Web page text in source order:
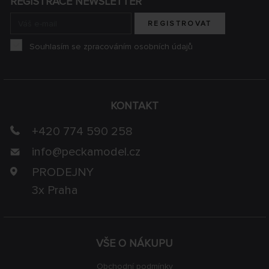
VŠE O NÁKUPU
Obchodní podmínky
KONTAKT
+420 774 590 258
info@peckamodel.cz
PRODEJNY
3x Praha
REGISTROVAT
Souhlasím se zpracováním osobních údajů